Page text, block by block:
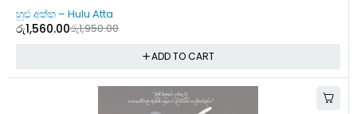
-20%
හුළු අත්ත – Hulu Atta
රු1,950.00
රු1,560.00
ADD TO CART